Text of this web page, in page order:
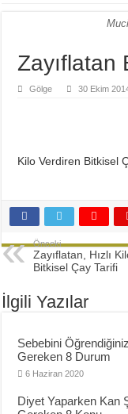
Doğru Sandığımız Yaygın
Yaş İlerledikçe
Yağ Yakan Yiyecekler
Dukan patlıcan kebabı
Zayıflatan
Gölge 30 Ekim
Kilo Verdiren Bitkisel
Önceki
Zayıflatan, Hızlı
Bitkisel Çay Tarifi
İlgili Yazılar
Sebebini
Gereken 8 Durum
6 Haziran 2020
Diyet Yaparken Kan